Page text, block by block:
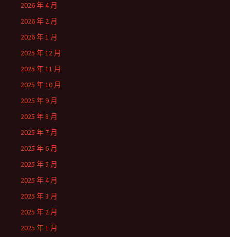
2026 年 4 月
2026 年 2 月
2026 年 1 月
2025 年 12 月
2025 年 11 月
2025 年 10 月
2025 年 9 月
2025 年 8 月
2025 年 7 月
2025 年 6 月
2025 年 5 月
2025 年 4 月
2025 年 3 月
2025 年 2 月
2025 年 1 月